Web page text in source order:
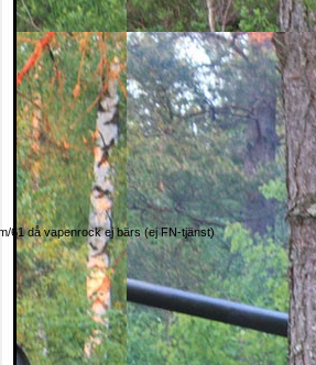
61 då vapenrock ej bärs (ej FN-tjänst)